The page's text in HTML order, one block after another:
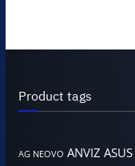
Product tags
AG NEOVO ANVIZ ASUS